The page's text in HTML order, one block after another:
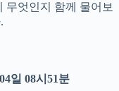
무엇인지 함께 물어보
일 08시51분